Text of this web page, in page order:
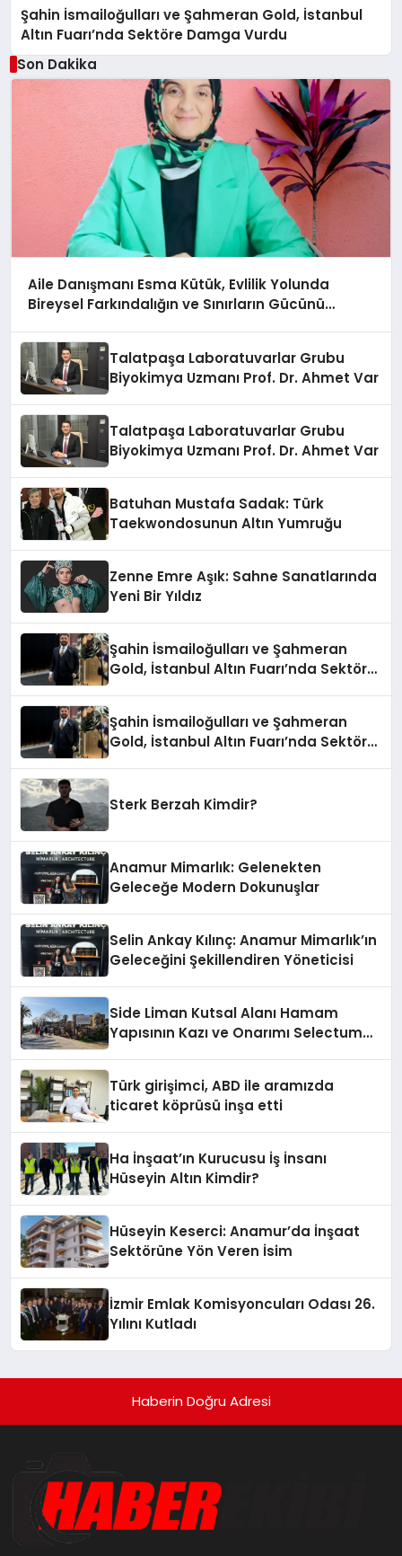
Şahin İsmailoğulları ve Şahmeran Gold, İstanbul
Altın Fuarı’nda Sektöre Damga Vurdu
Son Dakika
Aile Danışmanı Esma Kütük, Evlilik Yolunda
Bireysel Farkındalığın ve Sınırların Gücünü
Talatpaşa Laboratuvarlar Grubu
Biyokimya Uzmanı Prof. Dr. Ahmet Var
Talatpaşa Laboratuvarlar Grubu
Biyokimya Uzmanı Prof. Dr. Ahmet Var
Batuhan Mustafa Sadak: Türk
Taekwondosunun Altın Yumruğu
Zenne Emre Aşık: Sahne Sanatlarında
Yeni Bir Yıldız
Şahin İsmailoğulları ve Şahmeran
Gold, İstanbul Altın Fuarı’nda Sektöre
Şahin İsmailoğulları ve Şahmeran
Gold, İstanbul Altın Fuarı’nda Sektöre
Sterk Berzah Kimdir?
Anamur Mimarlık: Gelenekten
Geleceğe Modern Dokunuşlar
Selin Ankay Kılınç: Anamur Mimarlık’ın
Geleceğini Şekillendiren Yöneticisi
Side Liman Kutsal Alanı Hamam
Yapısının Kazı ve Onarımı Selectum
Türk girişimci, ABD ile aramızda
ticaret köprüsü inşa etti
Ha İnşaat’ın Kurucusu İş İnsanı
Hüseyin Altın Kimdir?
Hüseyin Keserci: Anamur’da İnşaat
Sektörüne Yön Veren İsim
İzmir Emlak Komisyoncuları Odası 26.
Yılını Kutladı
Haberin Doğru Adresi